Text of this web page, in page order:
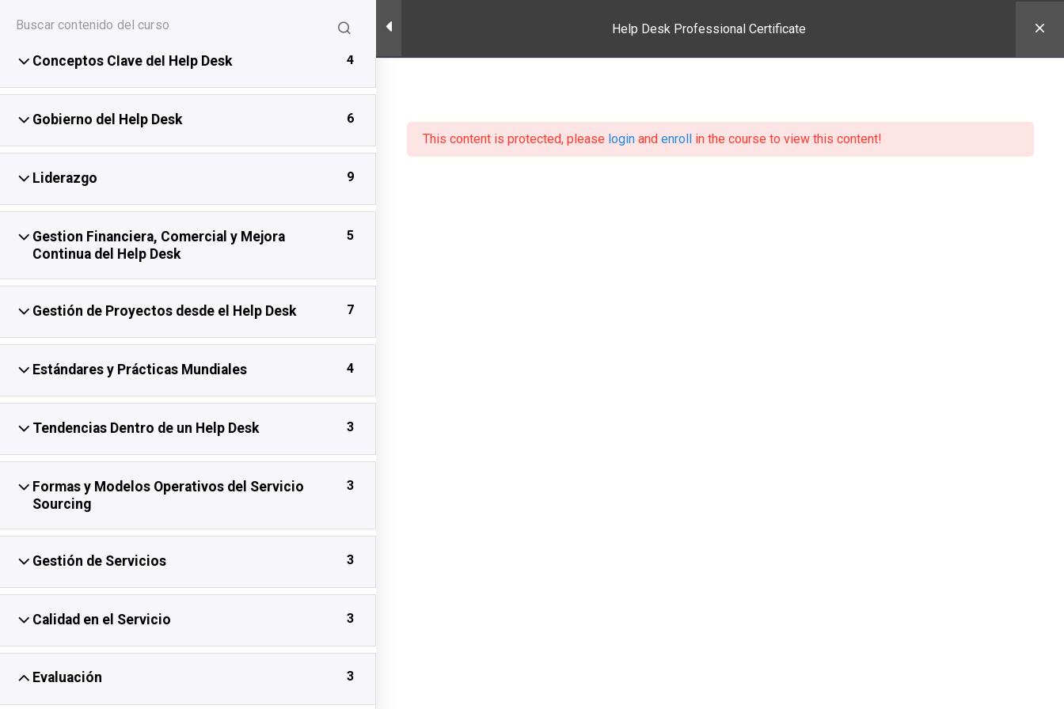
Help Desk Professional Certificate
Inicio Cursos Disponibles Marcos de TI
Help Desk Professional Certificate
Conceptos Clave del Help Desk 4
Gobierno del Help Desk 6
Liderazgo 9
Gestion Financiera, Comercial y Mejora
Continua del Help Desk
5
Gestión de Proyectos desde el Help Desk 7
Estándares y Prácticas Mundiales 4
Tendencias Dentro de un Help Desk 3
Formas y Modelos Operativos del Servicio
Sourcing
3
Gestión de Servicios 3
Calidad en el Servicio 3
Evaluación 3
This content is protected, please loginand enrollin the course to view this content!